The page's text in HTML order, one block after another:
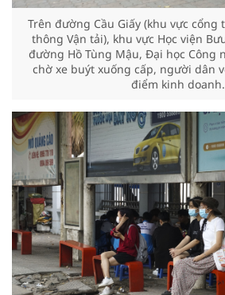
Trên đường Cầu Giấy (khu vực
thông Vận tải), khu vực Học viện
đường Hồ Tùng Mậu, Đại học Công
chờ xe buýt xuống cấp, người dân
điểm kinh doanh.